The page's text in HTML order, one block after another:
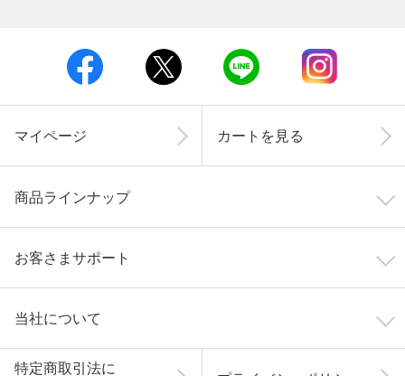
マイページ カートを見る
商品ラインナップ
お客さまサポート
当社について
特定商取引法に